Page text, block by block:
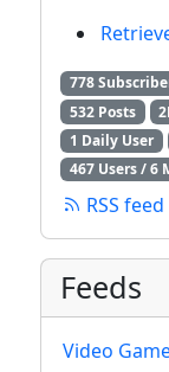
778
532 Posts
1 Daily User
467 Users / 6
RSS feed
Feeds
Video